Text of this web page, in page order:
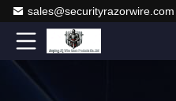
sales@securityrazorwire.com